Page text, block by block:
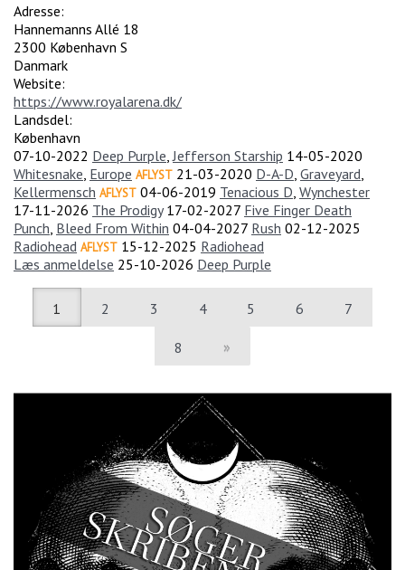
Adresse:
Hannemanns Allé 18
2300 København S
Danmark
Website:
https://www.royalarena.dk/
Landsdel:
København
07-10-2022 Deep Purple Jefferson Starship 14-05-2020
Whitesnake Europe AFLYST 21-03-2020 D-A-D Graveyard
Kellermensch AFLYST 04-06-2019 Tenacious D Wynchester
17-11-2026 The Prodigy 17-02-2027 Five Finger Death
Punch Bleed From Within 04-04-2027 Rush 02-12-2025
Radiohead AFLYST 15-12-2025 Radiohead
Læs anmeldelse 25-10-2026 Deep Purple
1 2 3 4 5 6 7
8 »